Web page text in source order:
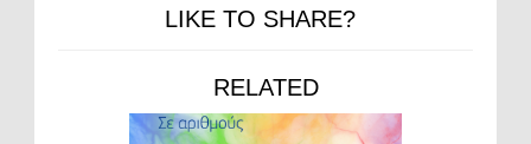
LIKE TO SHARE?
RELATED